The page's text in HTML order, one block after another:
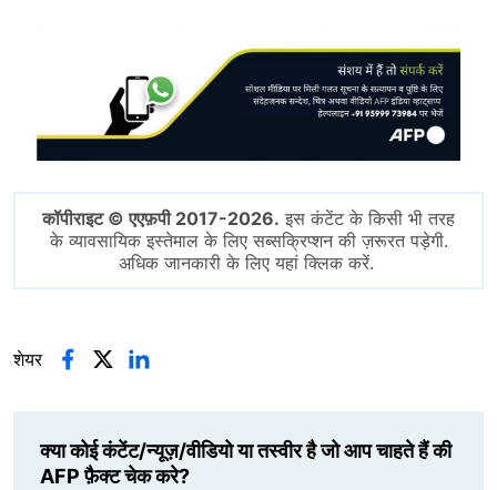
कॉपीराइट © एएफ़पी 2017-2026. इस कंटेंट के किसी भी तरह
के व्यावसायिक इस्तेमाल के लिए सब्सक्रिप्शन की ज़रूरत पड़ेगी.
अधिक जानकारी के लिए यहां क्लिक करें.
शेयर
क्या कोई कंटेंट/न्यूज़/वीडियो या तस्वीर है जो आप चाहते हैं की
AFP फ़ैक्ट चेक करे?